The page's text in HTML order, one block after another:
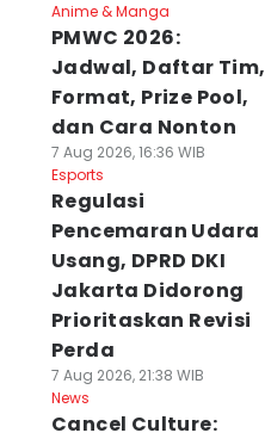
Anime & Manga
PMWC 2026:
Jadwal, Daftar Tim,
Format, Prize Pool,
dan Cara Nonton
7 Aug 2026, 16:36 WIB
Esports
Regulasi
Pencemaran Udara
Usang, DPRD DKI
Jakarta Didorong
Prioritaskan Revisi
Perda
7 Aug 2026, 21:38 WIB
News
Cancel Culture: